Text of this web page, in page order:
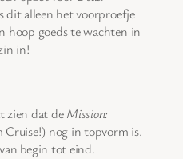
dit alleen het voorproefje
hoop goeds te wachten in
in!
zien dat deMission:
nog in topvorm is.
begin tot eind.